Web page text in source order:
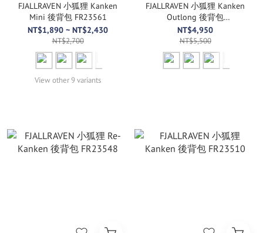
FJALLRAVEN 小狐狸 Kanken
Mini 後背包 FR23561
NT$1,890 ~ NT$2,430
NT$2,700
View other 9 variants
FJALLRAVEN 小狐狸 Kanken
Outlong 後背包
FR23200251
NT$4,950
NT$5,500